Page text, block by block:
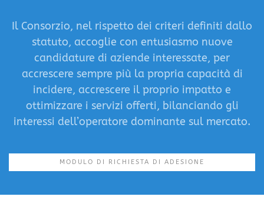
Il Consorzio, nel rispetto dei criteri definiti dallo
statuto, accoglie con entusiasmo nuove
candidature di aziende interessate, per
accrescere sempre più la propria capacità di
incidere, accrescere il proprio impatto e
ottimizzare i servizi offerti, bilanciando gli
interessi dell’operatore dominante sul mercato.
MODULO DI RICHIESTA DI ADESIONE